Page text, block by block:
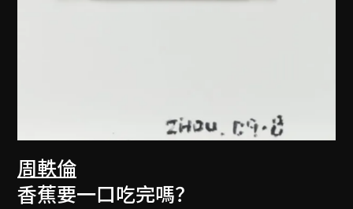
周軼倫
香蕉要一口吃完嗎？